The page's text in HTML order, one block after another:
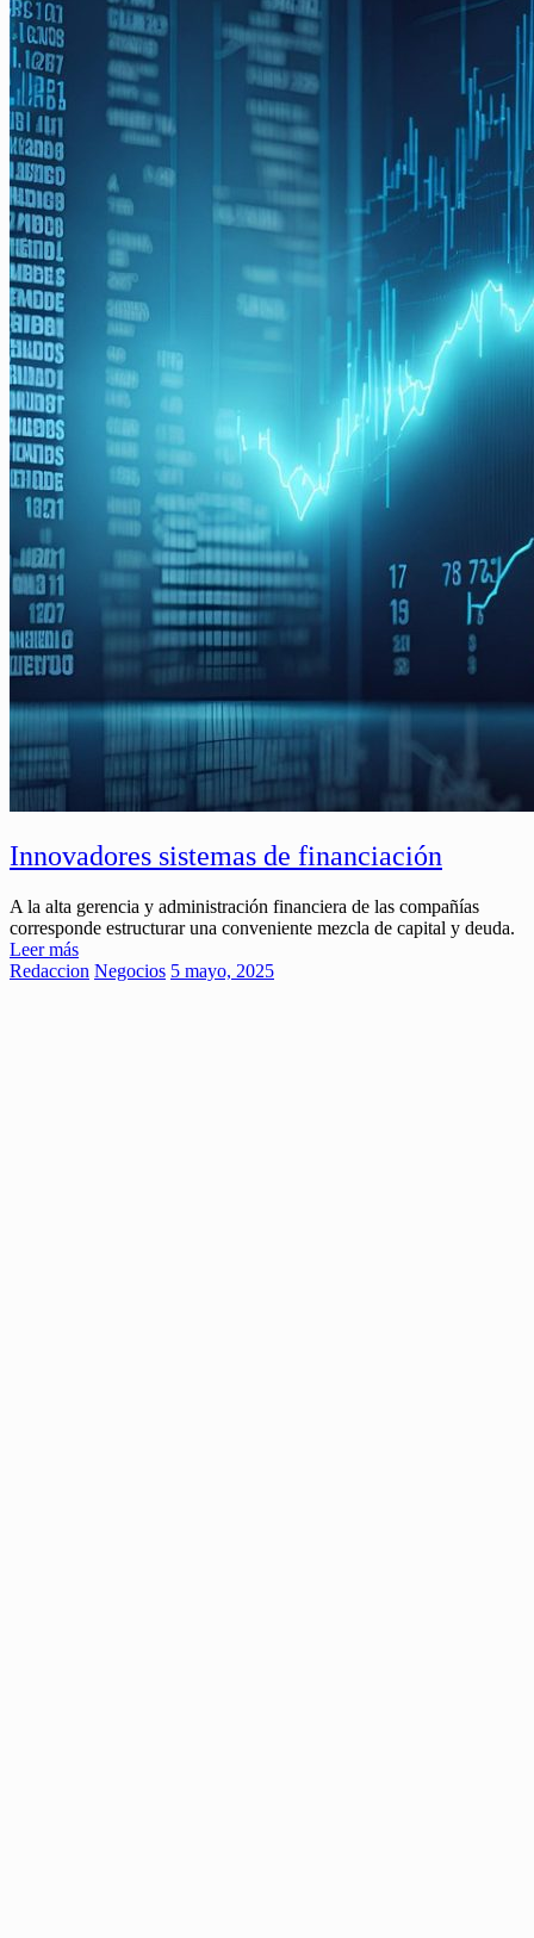
Innovadores sistemas de financiación
A la alta gerencia y administración financiera de las compañías
corresponde estructurar una conveniente mezcla de capital y deuda.
Leer más
Redaccion Negocios 5 mayo, 2025